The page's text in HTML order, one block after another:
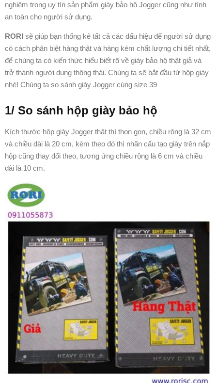
nghiêm trọng uy tín sản phẩm giày bảo hộ Jogger cũng như tính
an toàn cho người sử dụng.
RORI sẽ giúp bạn thống kê tất cả các dấu hiệu để người sử dụng
có cách phân biệt hàng thật và hàng kém chất lượng chi tiết nhất,
để chúng ta có kiến thức hiểu biết rõ về giày bảo hộ thật giả và
trở thành người dung thông thái. Chúng ta sẽ bắt đầu từ hộp giày
nhé! Chúng ta so sánh giày Jogger cùng size 39
1/ So sánh hộp giày bảo hộ
Kích thước hộp giày Jogger thật thì thon gọn, chiều rộng là 32 cm
và chiều dài là 20 cm, kèm theo đó thì nhãn cấu tạo giày trên nắp
hộp cũng thay đổi theo, tương ứng chiều rộng là 6 cm và chiều
dài là 10 cm.